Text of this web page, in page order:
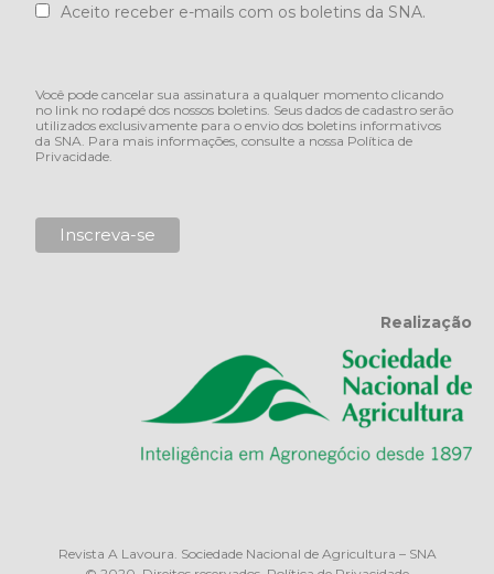
Aceito receber e-mails com os boletins da SNA.
Você pode cancelar sua assinatura a qualquer momento clicando
no link no rodapé dos nossos boletins. Seus dados de cadastro serão
utilizados exclusivamente para o envio dos boletins informativos
da SNA. Para mais informações, consulte a nossa Política de
Privacidade
Realização
Revista A Lavoura. Sociedade Nacional de Agricultura – SNA